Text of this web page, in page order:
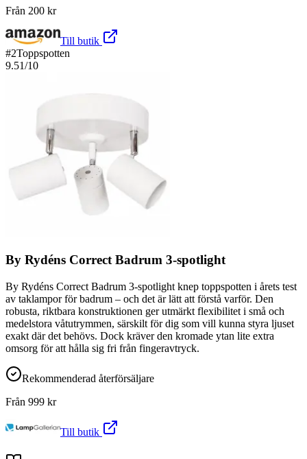
Från 200 kr
Till butik
#2Toppspotten
9.51/10
By Rydéns Correct Badrum 3-spotlight
By Rydéns Correct Badrum 3-spotlight knep toppspotten i årets test
av taklampor för badrum – och det är lätt att förstå varför. Den
robusta, riktbara konstruktionen ger utmärkt flexibilitet i små och
medelstora våtutrymmen, särskilt för dig som vill kunna styra ljuset
exakt där det behövs. Dock kräver den kromade ytan lite extra
omsorg för att hålla sig fri från fingeravtryck.
Rekommenderad återförsäljare
Från 999 kr
Till butik